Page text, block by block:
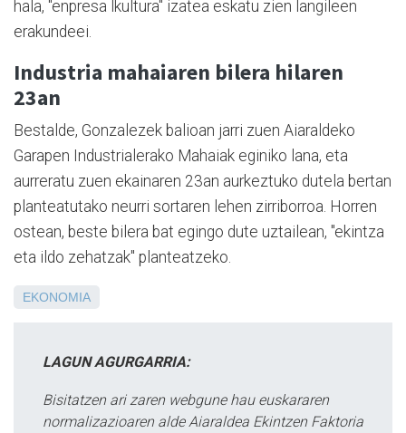
hala, "enpresa lkultura" izatea eskatu zien langileen
erakundeei.
Industria mahaiaren bilera hilaren
23an
Bestalde, Gonzalezek balioan jarri zuen Aiaraldeko
Garapen Industrialerako Mahaiak eginiko lana, eta
aurreratu zuen ekainaren 23an aurkeztuko dutela bertan
planteatutako neurri sortaren lehen zirriborroa. Horren
ostean, beste bilera bat egingo dute uztailean, "ekintza
eta ildo zehatzak" planteatzeko.
EKONOMIA
LAGUN AGURGARRIA:
Bisitatzen ari zaren webgune hau euskararen
normalizazioaren alde Aiaraldea Ekintzen Faktoria